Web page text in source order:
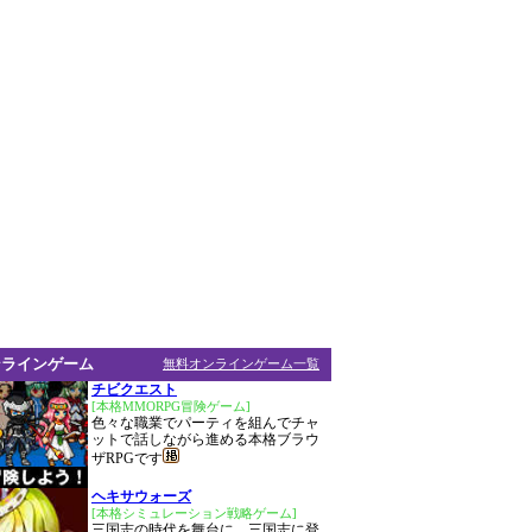
無料オンラインゲーム一覧
インゲーム
チビクエスト
[本格MMORPG冒険ゲーム]
色々な職業でパーティを組んでチャ
ットで話しながら進める本格ブラウ
ザRPGです
ヘキサウォーズ
[本格シミュレーション戦略ゲーム]